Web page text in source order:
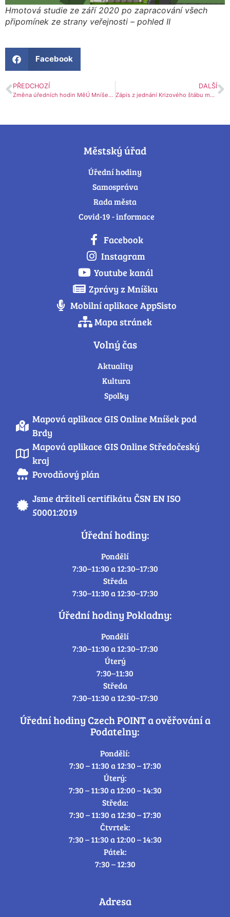
Hmotová studie ze září 2020 po zapracování všech
připomínek ze strany veřejnosti – pohled II
Facebook
PŘEDCHOZÍ
Změna úředních hodin MěÚ Mníšek pod Brdy – od 12. 10.
DALŠÍ
Zápis z jednání Krizového štábu města Mníšek pod Brdy – 12. 10. 2020
Městský úřad
Úřední hodiny
Samospráva
Rada města
Covid-19 - informace
Facebook
Instagram
Youtube kanál
Zprávy z Mníšku
Mobilní aplikace AppSisto
Mapa stránek
Volný čas
Aktuality
Kultura
Spolky
Mapová aplikace GIS Online Mníšek pod
Brdy
Mapová aplikace GIS Online Středočeský
kraj
Povodňový plán
Jsme držiteli certifikátu ČSN EN ISO
50001:2019
Úřední hodiny:
Pondělí
7:30–11:30 a 12:30–17:30
Středa
7:30–11:30 a 12:30–17:30
Úřední hodiny Pokladny:
Pondělí
7:30–11:30 a 12:30–17:30
Úterý
7:30–11:30
Středa
7:30–11:30 a 12:30–17:30
Úřední hodiny Czech POINT a ověřování a
Podatelny:
Pondělí:
7:30 – 11:30 a 12:30 – 17:30
Úterý:
7:30 – 11:30 a 12:00 – 14:30
Středa:
7:30 – 11:30 a 12:30 – 17:30
Čtvrtek:
7:30 – 11:30 a 12:00 – 14:30
Pátek:
7:30 – 12:30
Adresa